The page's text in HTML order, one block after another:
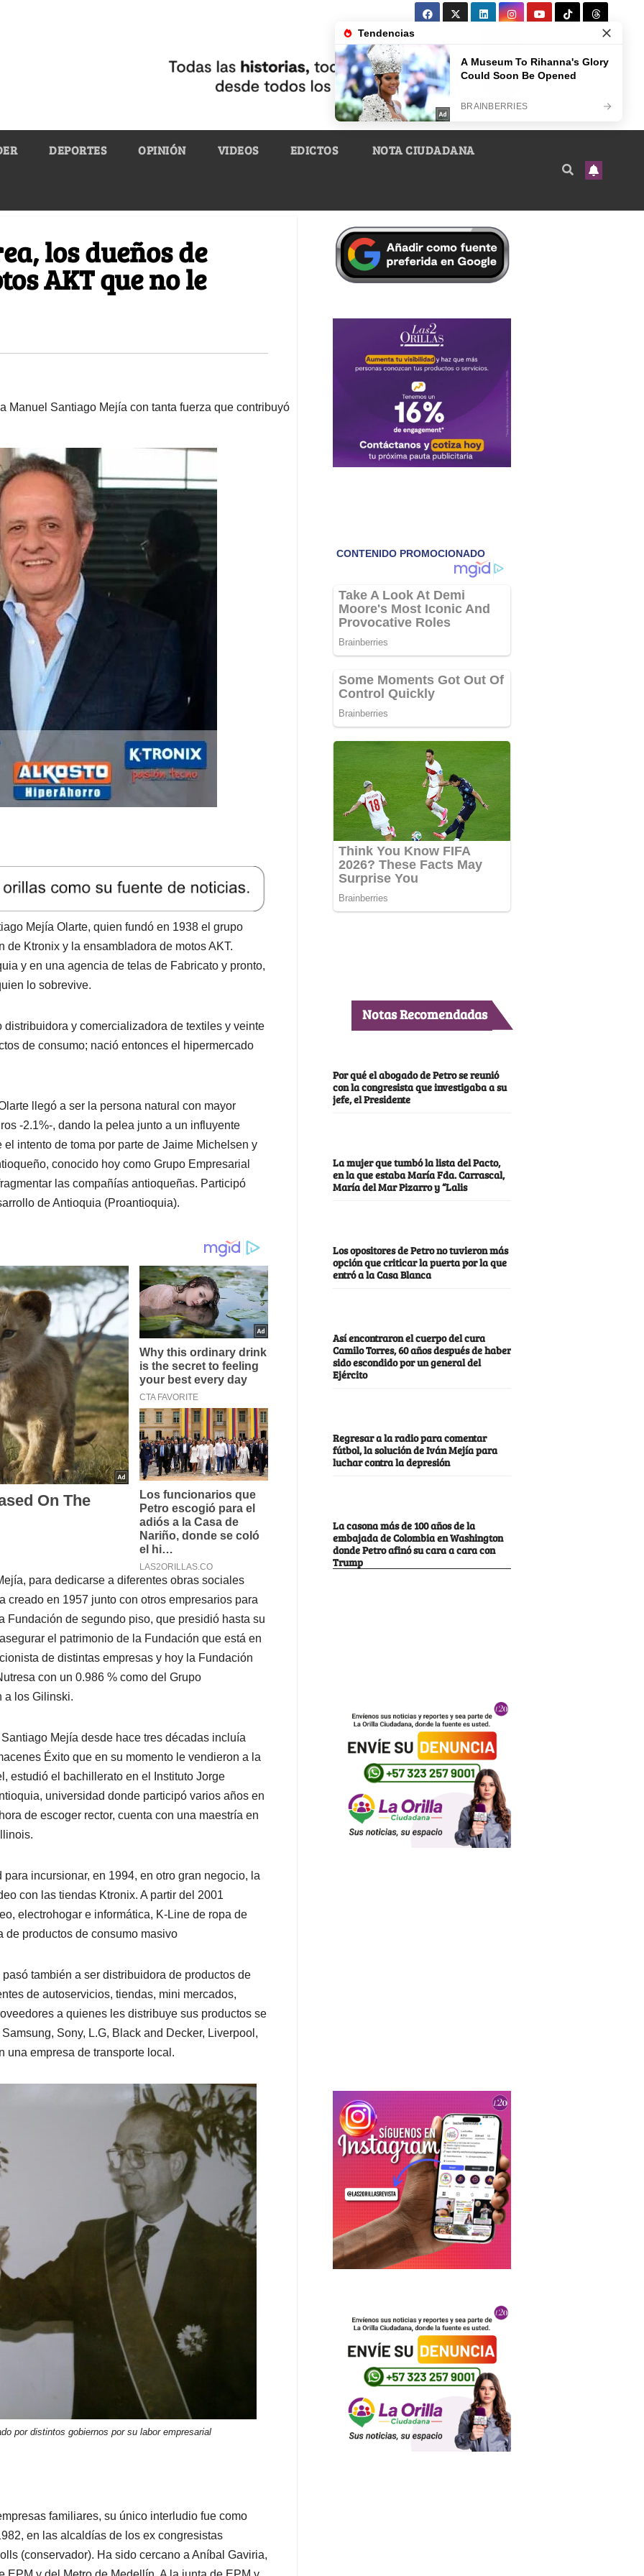
DEPORTES OPINIÓN VIDEOS EDICTOS NOTA CIUDADANA
los dueños de
AKT que no le
Manuel Santiago Mejía con tanta fuerza que contribuyó
Mejía Olarte, quien fundó en 1938 el grupo
Ktronix y la ensambladora de motos AKT.
y en una agencia de telas de Fabricato y pronto,
lo sobrevive.
y comercializadora de textiles y veinte
de consumo; nació entonces el hipermercado
llegó a ser la persona natural con mayor
-2.1%-, dando la pelea junto a un influyente
intento de toma por parte de Jaime Michelsen y
conocido hoy como Grupo Empresarial
las compañías antioqueñas. Participó
de Antioquia (Proantioquia).
para dedicarse a diferentes obras sociales
en 1957 junto con otros empresarios para
Fundación de segundo piso, que presidió hasta su
el patrimonio de la Fundación que está en
de distintas empresas y hoy la Fundación
con un 0.986 % como del Grupo
a los Gilinski.
Mejía desde hace tres décadas incluía
Éxito que en su momento le vendieron a la
estudió el bachillerato en el Instituto Jorge
universidad donde participó varios años en
de escoger rector, cuenta con una maestría en
incursionar, en 1994, en otro gran negocio, la
con las tiendas Ktronix. A partir del 2001
electrohogar e informática, K-Line de ropa de
de productos de consumo masivo
también a ser distribuidora de productos de
de autoservicios, tiendas, mini mercados,
a quienes les distribuye sus productos se
Sony, L.G, Black and Decker, Liverpool,
una empresa de transporte local.
por distintos gobiernos por su labor empresarial
familiares, su único interludio fue como
en las alcaldías de los ex congresistas
(conservador). Ha sido cercano a Aníbal Gaviria,
Notas Recomendadas
Por qué el abogado de Petro se reunió
con la congresista que investigaba a su
jefe, el Presidente
La mujer que tumbó la lista del Pacto,
en la que estaba María Fda. Carrascal,
María del Mar Pizarro y “Lalis
Los opositores de Petro no tuvieron más
opción que criticar la puerta por la que
entró a la Casa Blanca
Así encontraron el cuerpo del cura
Camilo Torres, 60 años después de haber
sido escondido por un general del
Ejército
Regresar a la radio para comentar
fútbol, la solución de Iván Mejía para
luchar contra la depresión
La casona más de 100 años de la
embajada de Colombia en Washington
donde Petro afinó su cara a cara con
Trump